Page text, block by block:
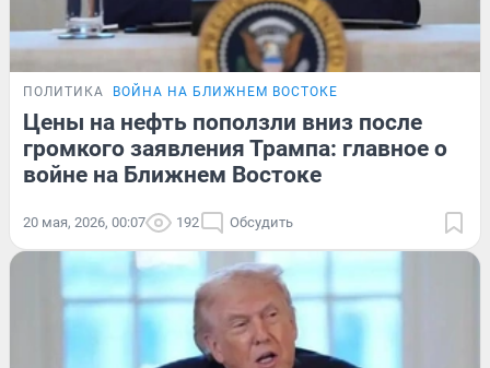
ПОЛИТИКА ВОЙНА НА БЛИЖНЕМ ВОСТОКЕ
Цены на нефть поползли вниз после
громкого заявления Трампа: главное о
войне на Ближнем Востоке
20 мая, 2026, 00:07 192 Обсудить